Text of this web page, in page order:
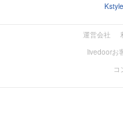
Kstyle
運営会社
livedoorお
コ